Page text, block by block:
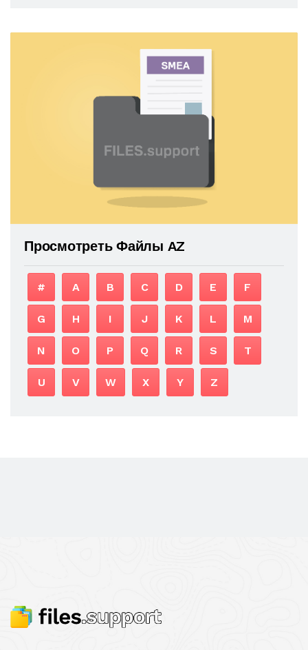
Просмотреть Файлы AZ
# A B C D E F
G H I J K L M
N O P Q R S T
U V W X Y Z